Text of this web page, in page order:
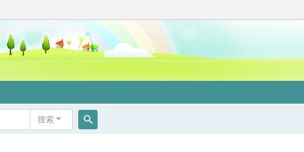
搜索